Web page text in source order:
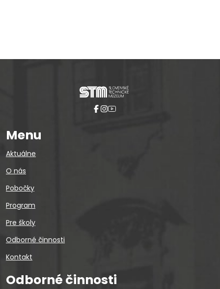
Menu
Aktuálne
O nás
Pobočky
Program
Pre školy
Odborné činnosti
Kontakt
Odborné činnosti